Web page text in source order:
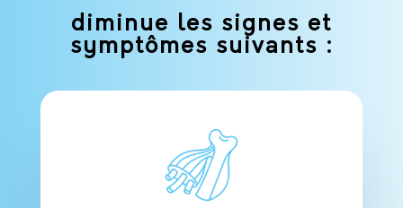
diminue les signes et
symptômes suivants :